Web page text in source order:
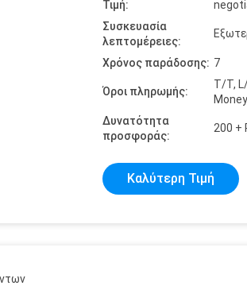
Τιμή:
Συσκευασία
λεπτομέρειες:
Χρόνος παράδοσης: 7
Όροι πληρωμής:
T/T,
Δυνατότητα
προσφοράς:
200 +
Καλύτερη Τιμή